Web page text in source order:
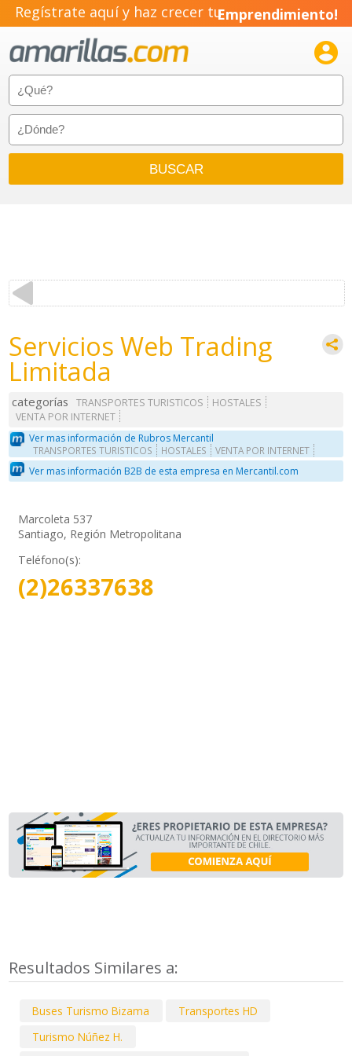
Regístrate aquí y haz crecer tuEmprendimiento!

Servicios Web Trading
Limitada
categorías TRANSPORTES TURISTICOS
HOSTALES
VENTA POR INTERNET
Ver mas información de Rubros Mercantil
TRANSPORTES TURISTICOS HOSTALES VENTA POR INTERNET
Ver mas información B2B de esta empresa en Mercantil.com
Marcoleta 537
Santiago, Región Metropolitana
Teléfono(s):
(2)26337638
Resultados Similares a:
Buses Turismo Bizama
Transportes HD
Turismo Núñez H.